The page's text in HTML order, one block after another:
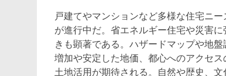
戸建てやマンションなど多様な住宅ニ
が進行中だ。省エネルギー住宅や災害
きも顕著である。ハザードマップや地
増加や安定した地価、都心へのアクセ
土地活用が期待される。自然や歴史、